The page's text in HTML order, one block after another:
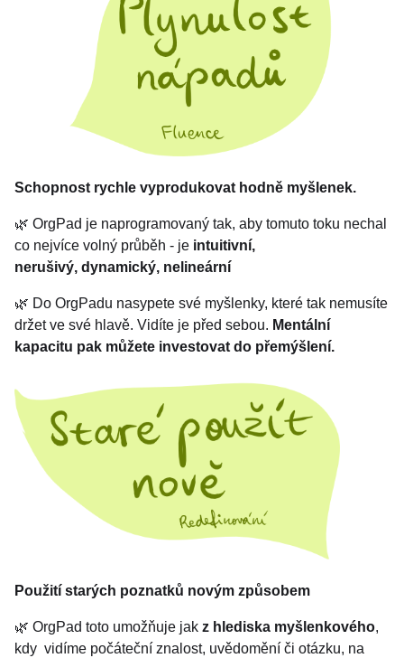
Schopnost rychle vyprodukovat hodně myšlenek.
🌿 OrgPad je naprogramovaný tak, aby tomuto toku nechal
co nejvíce volný průběh - je intuitivní,
nerušivý, dynamický, nelineární
🌿 Do OrgPadu nasypete své myšlenky, které tak nemusíte
držet ve své hlavě. Vidíte je před sebou. Mentální
kapacitu pak můžete investovat do přemýšlení.
Použití starých poznatků novým způsobem
🌿 OrgPad toto umožňuje jak z hlediska myšlenkového,
kdy vidíme počáteční znalost, uvědomění či otázku, na